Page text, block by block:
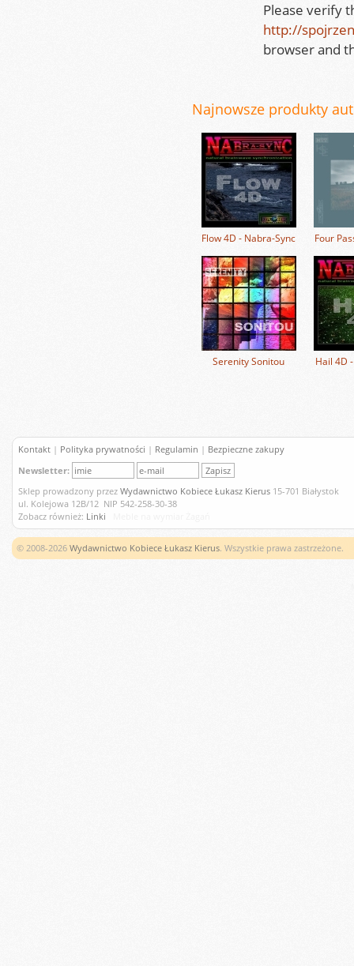
Please verify
http://
browser and
Najnowsze produkty
Flow 4D - Nabra-Sync Four
Serenity Sonitou Hail 4D
Kontakt | Polityka prywatności | Regulamin | Bezpieczne zakupy
Newsletter:
Sklep prowadzony przez Wydawnictwo Kobiece Łukasz Kierus 15-701 Białystok
ul. Kolejowa 12B/12 NIP 542-258-30-38
Zobacz również: Linki
© 2008-2026 Wydawnictwo Kobiece Łukasz Kierus. Wszystkie prawa zastrzeżone.